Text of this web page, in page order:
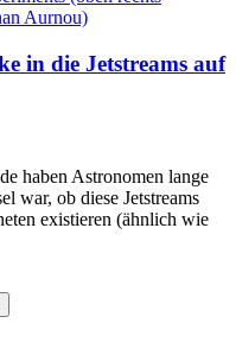
in die Jetstreams auf
haben Astronomen lange
war, ob diese Jetstreams
existieren (ähnlich wie